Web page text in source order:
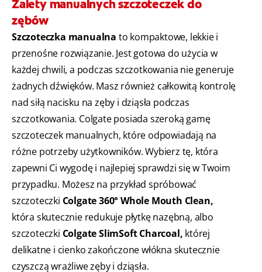
Zalety manualnych szczoteczek do
zębów
Szczoteczka manualna to kompaktowe, lekkie i
przenośne rozwiązanie. Jest gotowa do użycia w
każdej chwili, a podczas szczotkowania nie generuje
żadnych dźwięków. Masz również całkowitą kontrolę
nad siłą nacisku na zęby i dziąsła podczas
szczotkowania. Colgate posiada szeroką gamę
szczoteczek manualnych, które odpowiadają na
różne potrzeby użytkowników. Wybierz tę, która
zapewni Ci wygodę i najlepiej sprawdzi się w Twoim
przypadku. Możesz na przykład spróbować
szczoteczki Colgate 360° Whole Mouth Clean,
która skutecznie redukuje płytkę nazębną, albo
szczoteczki Colgate SlimSoft Charcoal, której
delikatne i cienko zakończone włókna skutecznie
czyszczą wrażliwe zęby i dziąsła.